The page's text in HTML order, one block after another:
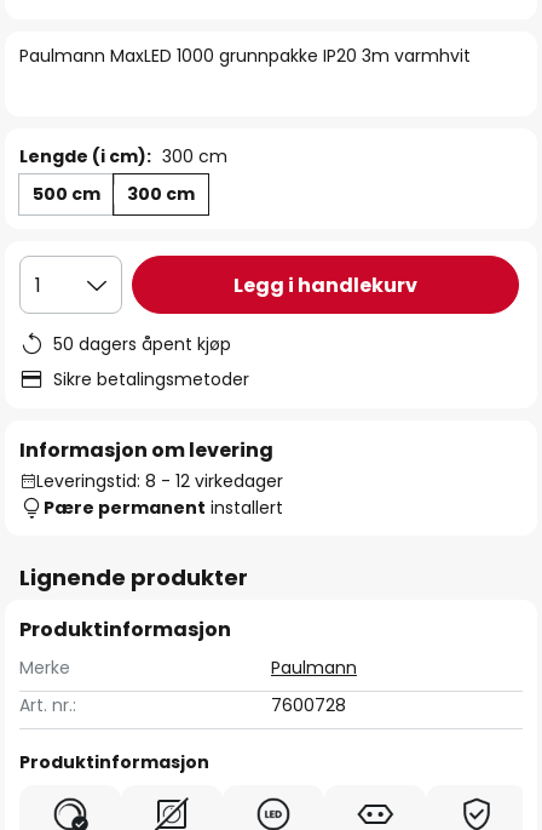
bildegalleri
Paulmann MaxLED 1000 grunnpakke IP20 3m varmhvit
Lengde (i cm): 300 cm
500 cm
300 cm
1 Legg i handlekurv
50 dagers åpent kjøp
Sikre betalingsmetoder
Informasjon om levering
Leveringstid: 8 - 12 virkedager
Pære permanent installert
Lignende produkter
Produktinformasjon
Merke
Paulmann
Art. nr.:
7600728
Produktinformasjon